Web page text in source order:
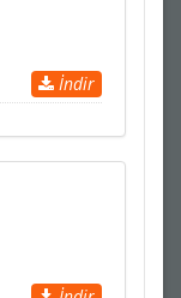
İndir